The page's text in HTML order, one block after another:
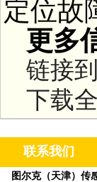
定位故
更多
链接
下载
联系我们
图尔克（天津）传